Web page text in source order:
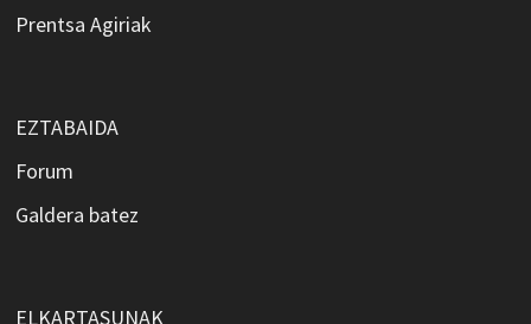
Prentsa Agiriak
EZTABAIDA
Forum
Galdera batez
ELKARTASUNAK